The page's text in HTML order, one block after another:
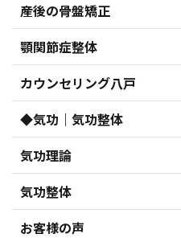
産後の骨盤矯正
顎関節症整体
カウンセリング八戸
◆気功｜気功整体
気功理論
気功整体
お客様の声